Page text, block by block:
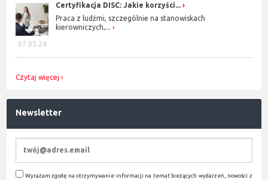
07.05.24
Certyfikacja DISC: Jakie korzyści...
Praca z ludźmi, szczególnie na stanowiskach
kierowniczych,...
Czytaj więcej
Newsletter
Wyrażam zgodę na otrzymywanie informacji na temat bieżących wydarzeń, nowości z